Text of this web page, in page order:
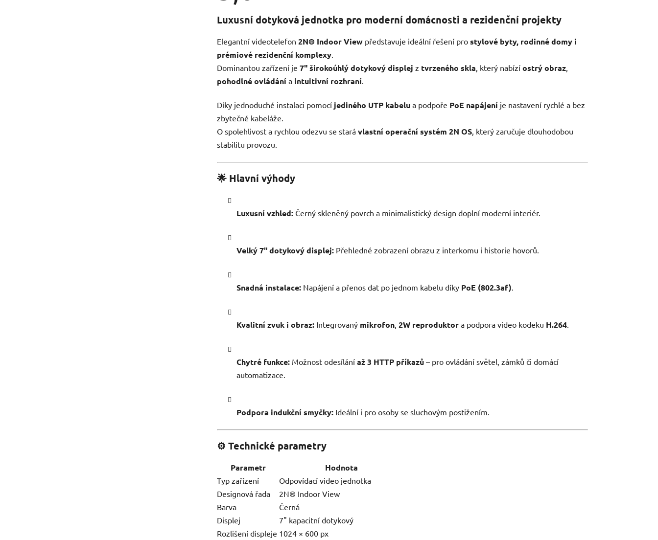
z
5
Luxusní dotyková jednotka pro moderní domácnosti a rezidenční projekty
Elegantní videotelefon 2N® Indoor View představuje ideální řešení pro stylové byty, rodinné domy i
prémiové rezidenční komplexy
Dominantou zařízení je 7" širokoúhlý dotykový displej z tvrzeného skla , který nabízí ostrý obraz
pohodlné ovládání a intuitivní rozhraní
Díky jednoduché instalaci pomocí jediného UTP kabelu a podpoře PoE napájení je nastavení rychlé a bez
zbytečné kabeláže.
O spolehlivost a rychlou odezvu se stará vlastní operační systém 2N OS , který zaručuje dlouhodobou
stabilitu provozu.
🌟 Hlavní výhody
Luxusní vzhled: Černý skleněný povrch a minimalistický design doplní moderní interiér.
Velký 7" dotykový displej: Přehledné zobrazení obrazu z interkomu i historie hovorů.
Snadná instalace: Napájení a přenos dat po jednom kabelu díky PoE (802.3af)
Kvalitní zvuk i obraz: Integrovaný mikrofon 2W reproduktor a podpora video kodeku H.264
Chytré funkce: Možnost odesílání až 3 HTTP příkazů – pro ovládání světel, zámků či domácí
automatizace.
Podpora indukční smyčky: Ideální i pro osoby se sluchovým postižením.
⚙️ Technické parametry
Parametr Hodnota
Typ zařízení
Odpovídací video jednotka
Designová řada
2N® Indoor View
Barva
Černá
Displej
7" kapacitní dotykový
Rozlišení displeje 1024 × 600 px